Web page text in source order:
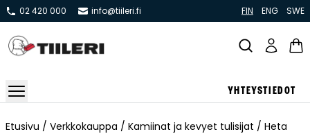
02 420 000 info@tiileri.fi FIN ENG SWE
YHTEYSTIEDOT
Takat ja tulisijat
Etusivu / Verkkokauppa / Kamiinat ja kevyet tulisijat / Heta